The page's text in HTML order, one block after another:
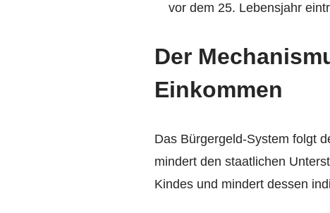
vor dem 25. Lebensjahr
Der
Einkommen
Das Bürgergeld-System folgt
mindert den staatlichen
Kindes und mindert dessen